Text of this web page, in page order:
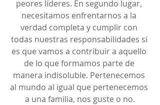
peores líderes. En segundo lugar,
necesitamos enfrentarnos a la
verdad completa y cumplir con
todas nuestras responsabilidades si
es que vamos a contribuir a aquello
de lo que formamos parte de
manera indisoluble. Pertenecemos
al mundo al igual que pertenecemos
a una familia, nos guste o no.